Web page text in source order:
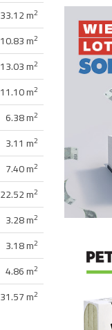
33.12 m2
10.83 m2
13.03 m2
11.10 m2
6.38 m2
3.11 m2
7.40 m2
22.52 m2
3.28 m2
3.18 m2
4.86 m2
31.57 m2